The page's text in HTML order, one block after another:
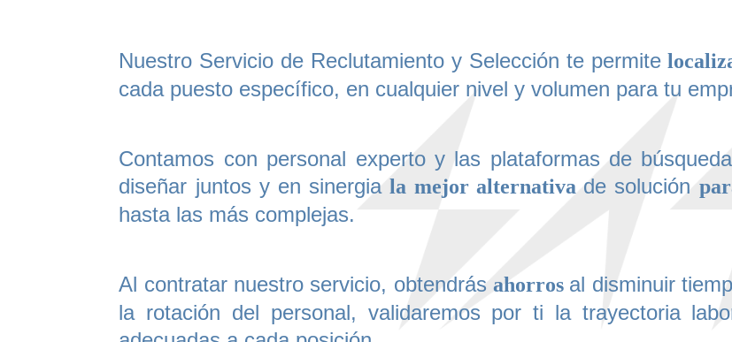
Nuestro Servicio de Reclutamiento y Selección te permite
cada puesto específico, en cualquier nivel y volumen para tu
Contamos con personal experto y las plataformas de
diseñar juntos y en sinergiala mejor alternativa de solución
hasta las más complejas.
Al contratar nuestro servicio, obtendrás ahorros al disminuir
la rotación del personal, validaremos por ti la trayectoria